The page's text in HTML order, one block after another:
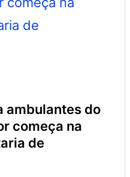
começa na
de